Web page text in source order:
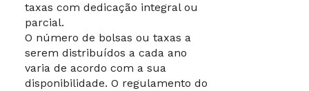
taxas com dedicação integral ou
parcial.
O número de bolsas ou taxas a
serem distribuídos a cada ano
varia de acordo com a sua
disponibilidade. O regulamento do